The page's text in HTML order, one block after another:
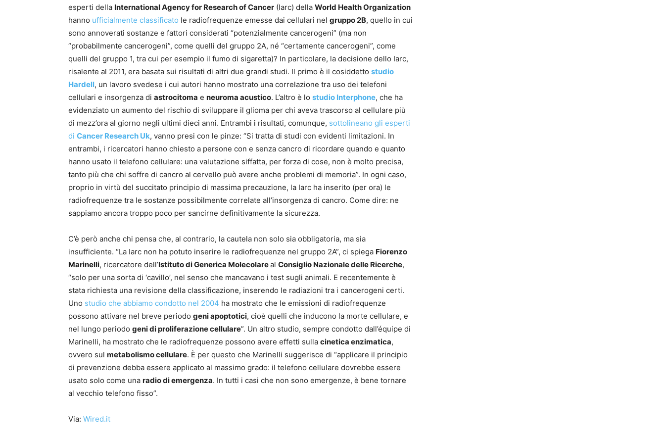
esperti della International Agency for Research of Cancer (Iarc) della World Health Organization
hanno ufficialmente classificato le radiofrequenze emesse dai cellulari nel gruppo 2B, quello in cui
sono annoverati sostanze e fattori considerati “potenzialmente cancerogeni” (ma non
“probabilmente cancerogeni”, come quelli del gruppo 2A, né “certamente cancerogeni”, come
quelli del gruppo 1, tra cui per esempio il fumo di sigaretta)? In particolare, la decisione dello Iarc,
risalente al 2011, era basata sui risultati di altri due grandi studi. Il primo è il cosiddetto studio
Hardell, un lavoro svedese i cui autori hanno mostrato una correlazione tra uso dei telefoni
cellulari e insorgenza di astrocitoma e neuroma acustico. L’altro è lo studio Interphone, che ha
evidenziato un aumento del rischio di sviluppare il glioma per chi aveva trascorso al cellulare più
di mezz’ora al giorno negli ultimi dieci anni. Entrambi i risultati, comunque, sottolineano gli esperti
di Cancer Research Uk, vanno presi con le pinze: “Si tratta di studi con evidenti limitazioni. In
entrambi, i ricercatori hanno chiesto a persone con e senza cancro di ricordare quando e quanto
hanno usato il telefono cellulare: una valutazione siffatta, per forza di cose, non è molto precisa,
tanto più che chi soffre di cancro al cervello può avere anche problemi di memoria”. In ogni caso,
proprio in virtù del succitato principio di massima precauzione, la Iarc ha inserito (per ora) le
radiofrequenze tra le sostanze possibilmente correlate all’insorgenza di cancro. Come dire: ne
sappiamo ancora troppo poco per sancirne definitivamente la sicurezza.
C’è però anche chi pensa che, al contrario, la cautela non solo sia obbligatoria, ma sia
insufficiente. “La Iarc non ha potuto inserire le radiofrequenze nel gruppo 2A”, ci spiega Fiorenzo
Marinelli, ricercatore dell’Istituto di Generica Molecolareal Consiglio Nazionale delle Ricerche,
“solo per una sorta di ‘cavillo’, nel senso che mancavano i test sugli animali. E recentemente è
stata richiesta una revisione della classificazione, inserendo le radiazioni tra i cancerogeni certi.
Uno studio che abbiamo condotto nel 2004 ha mostrato che le emissioni di radiofrequenze
possono attivare nel breve periodo geni apoptotici, cioè quelli che inducono la morte cellulare, e
nel lungo periodo geni di proliferazione cellulare”. Un altro studio, sempre condotto dall’équipe di
Marinelli, ha mostrato che le radiofrequenze possono avere effetti sulla cinetica enzimatica,
ovvero sul metabolismo cellulare. È per questo che Marinelli suggerisce di “applicare il principio
di prevenzione debba essere applicato al massimo grado: il telefono cellulare dovrebbe essere
usato solo come una radio di emergenza. In tutti i casi che non sono emergenze, è bene tornare
al vecchio telefono fisso”.
Via: Wired.it